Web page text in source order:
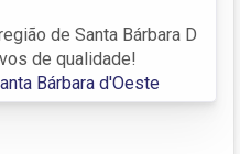
de Santa Bárbara D
de qualidade!
Bárbara d'Oeste